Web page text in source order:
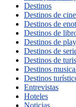
Destinos
Destinos de cine
Destinos de
Destinos de
Destinos de
Destinos de
Destinos de
Destinos
Destinos
Entrevistas
Hoteles
Noticias